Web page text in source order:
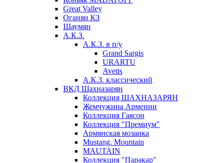
Great Valley
Оганян КЗ
Шаумян
А.К.З.
А.К.З. в п/у
Grand Sargis
URARTU
Avetis
А.К.З. классический
ВКД Шахназарян
Коллекция ШАХНАЗАРЯН
Жемчужина Армении
Коллекция Гаясон
Коллекция "Премиум"
Армянская мозаика
Mustang. Mountain
MAUTAIN
Коллекция "Паракар"